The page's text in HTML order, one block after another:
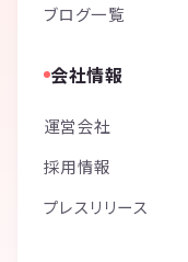
ブログ一覧
会社情報
運営会社
採用情報
プレスリリース